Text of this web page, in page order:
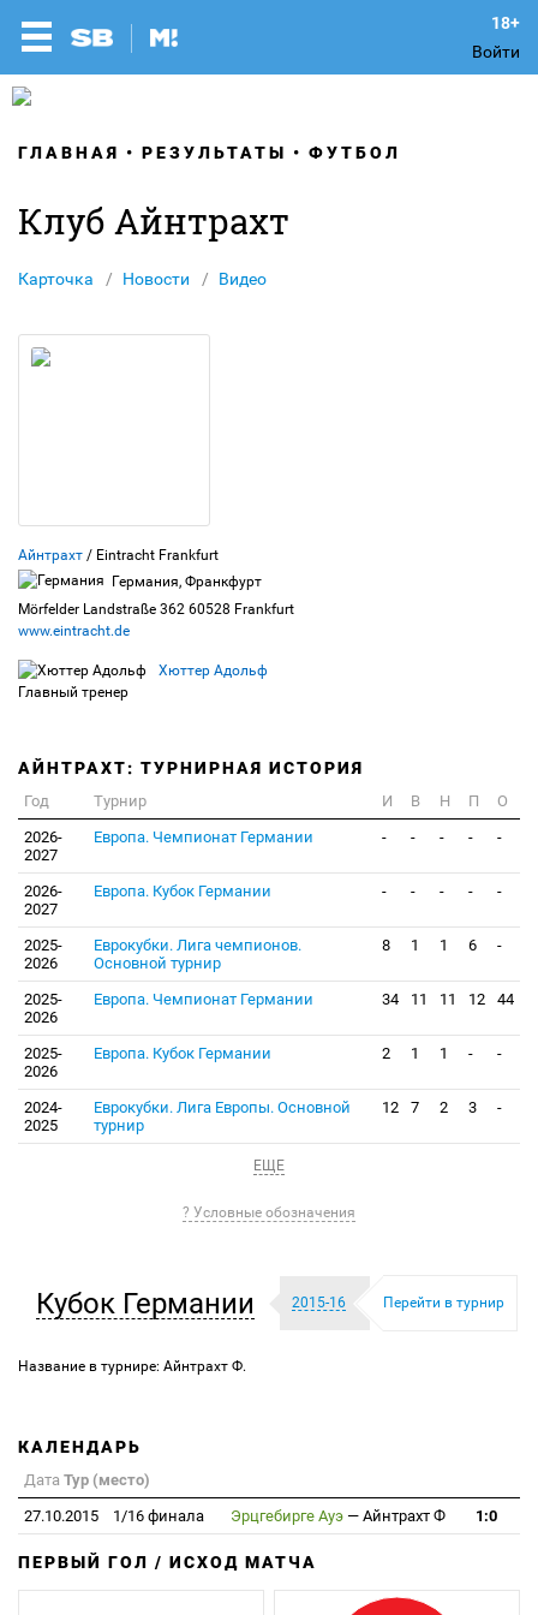
Войти
ГЛАВНАЯ РЕЗУЛЬТАТЫ ФУТБОЛ
Клуб Айнтрахт
Карточка Новости Видео
Айнтрахт / Eintracht Frankfurt
Германия, Франкфурт
Mörfelder Landstraße 362 60528 Frankfurt
www.eintracht.de
Хюттер Адольф
Главный тренер
АЙНТРАХТ: ТУРНИРНАЯ ИСТОРИЯ
Год Турнир И В Н П
О
2026-
2027
Европа. Чемпионат Германии - - - - -
2026-
2027
Европа. Кубок Германии - - - - -
2025-
2026
Еврокубки. Лига чемпионов.
Основной турнир
8 1 1 6 -
2025-
2026
Европа. Чемпионат Германии 34 11 11 12 44
2025-
2026
Европа. Кубок Германии 2 1 1 - -
2024-
2025
Еврокубки. Лига Европы. Основной
турнир
12 7 2 3 -
ЕЩЕ
? Условные обозначения
Кубок Германии 2015-16 Перейти в турнир
Название в турнире: Айнтрахт Ф.
КАЛЕНДАРЬ
Дата Тур (место)
27.10.2015
1/16 финала Эрцгебирге Ауэ — Айнтрахт Ф 1:0
ПЕРВЫЙ ГОЛ / ИСХОД МАТЧА